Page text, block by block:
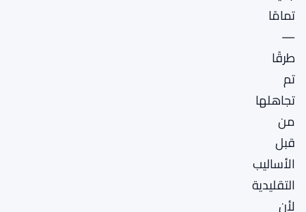
تمامًا
—
طرقًا
تم
تجاهلها
من
قبل
الأساليب
التقليدية
لأن